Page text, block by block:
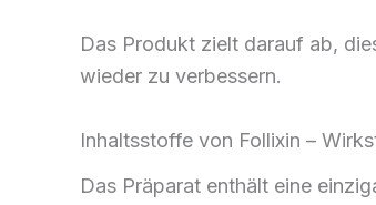
Das Produkt zielt darauf ab,
wieder zu verbessern.
Inhaltsstoffe von Follixin –
Das Präparat enthält eine